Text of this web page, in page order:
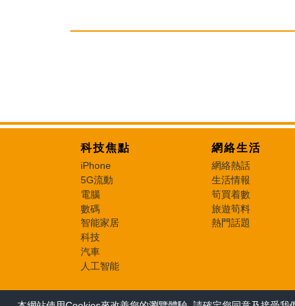
科技焦點
iPhone
5G流動
電腦
數碼
智能家居
科技
汽車
人工智能
網絡生活
網絡熱話
生活情報
筍買着數
旅遊筍料
熱門話題